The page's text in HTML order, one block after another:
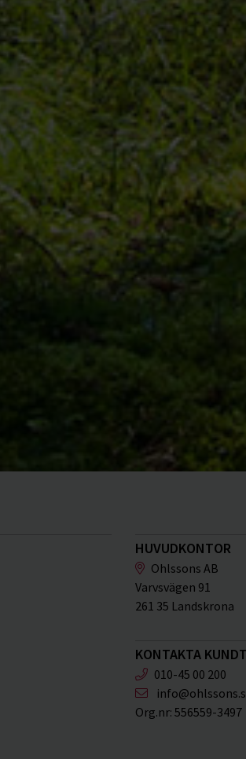
HUVUDKONTOR
Ohlssons AB
Varvsvägen 91
261 35 Landskrona
KONTAKTA
010-45 00 200
Org.nr: 556559-3497